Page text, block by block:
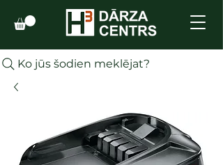
Ko jūs šodien meklējat?